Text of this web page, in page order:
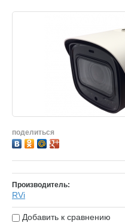
поделиться
Производитель:
RVi
Добавить к сравнению